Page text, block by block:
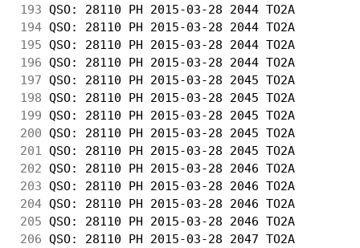
193 QSO: 28110 PH 2015-03-28 2044 TO2A
194 QSO: 28110 PH 2015-03-28 2044 TO2A
195 QSO: 28110 PH 2015-03-28 2044 TO2A
196 QSO: 28110 PH 2015-03-28 2044 TO2A
197 QSO: 28110 PH 2015-03-28 2045 TO2A
198 QSO: 28110 PH 2015-03-28 2045 TO2A
199 QSO: 28110 PH 2015-03-28 2045 TO2A
200 QSO: 28110 PH 2015-03-28 2045 TO2A
201
QSO: 28110 PH 2015-03-28 2045 TO2A
202 QSO: 28110 PH 2015-03-28 2046 TO2A
203 QSO: 28110 PH 2015-03-28 2046 TO2A
204 QSO: 28110 PH 2015-03-28 2046 TO2A
205 QSO: 28110 PH 2015-03-28 2046 TO2A
206 QSO: 28110 PH 2015-03-28 2047 TO2A